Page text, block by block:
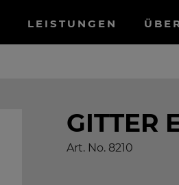
LEISTUNGEN
GITTER
Art. No. 8210